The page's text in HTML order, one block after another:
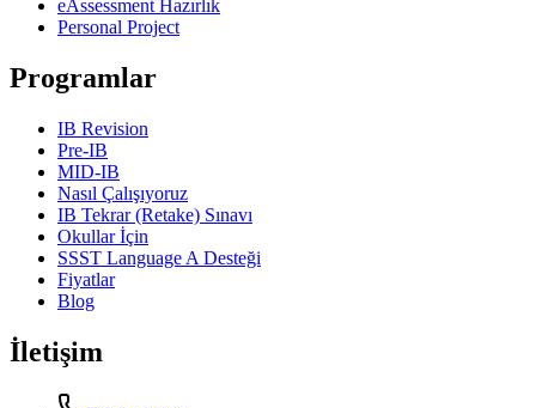
eAssessment Hazırlık
Personal Project
Programlar
IB Revision
Pre-IB
MID-IB
Nasıl Çalışıyoruz
IB Tekrar (Retake) Sınavı
Okullar İçin
SSST Language A Desteği
Fiyatlar
Blog
İletişim